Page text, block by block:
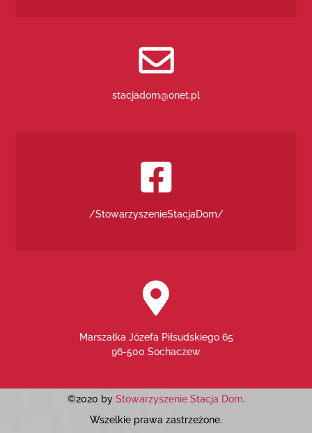
stacjadom@onet.pl
/StowarzyszenieStacjaDom/
Marszałka Józefa Piłsudskiego 65
96-500 Sochaczew
©2020 byStowarzyszenie Stacja Dom.
Wszelkie prawa zastrzeżone.